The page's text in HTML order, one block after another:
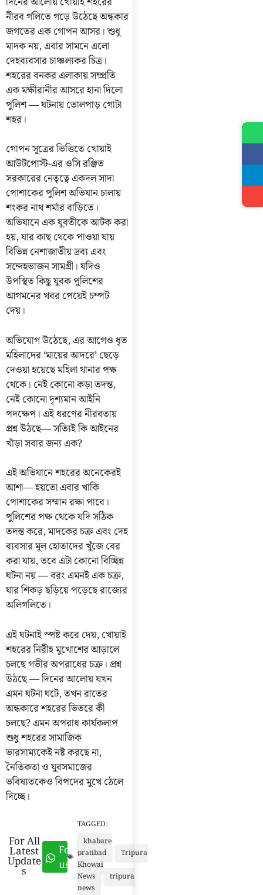
নীরব গলিতে গড়ে উঠেছে অন্ধকার
জগতের এক গোপন আসর। শুধু
মাদক নয়, এবার সামনে এলো
দেহব্যবসার চাঞ্চল্যকর চিত্র।
শহরের বনকর এলাকায় সম্প্রতি
এক মক্ষীরানীর আসরে হানা দিলো
পুলিশ — ঘটনায় তোলপাড় গোটা
শহর।
গোপন সূত্রের ভিত্তিতে খোয়াই
আউটপোস্ট-এর ওসি রঞ্জিত
সরকারের নেতৃত্বে একদল সাদা
পোশাকের পুলিশ অভিযান চালায়
শংকর নাথ শর্মার বাড়িতে।
অভিযানে এক যুবতীকে আটক করা
হয়, যার কাছ থেকে পাওয়া যায়
বিভিন্ন নেশাজাতীয় দ্রব্য এবং
সন্দেহভাজন সামগ্রী। যদিও
উপস্থিত কিছু যুবক পুলিশের
আগমনের খবর পেয়েই চম্পট
দেয়।
অভিযোগ উঠেছে, এর আগেও ধৃত
মহিলাদের ‘মায়ের আদরে’ ছেড়ে
দেওয়া হয়েছে মহিলা থানার পক্ষ
থেকে। নেই কোনো কড়া তদন্ত,
নেই কোনো দৃশ্যমান আইনি
পদক্ষেপ। এই ধরণের নীরবতায়
প্রশ্ন উঠছে— সত্যিই কি আইনের
খাঁড়া সবার জন্য এক?
এই অভিযানে শহরের অনেকেরই
আশা— হয়তো এবার খাকি
পোশাকের সম্মান রক্ষা পাবে।
পুলিশের পক্ষ থেকে যদি সঠিক
তদন্ত করে, মাদকের চক্র এবং দেহ
ব্যবসার মূল হোতাদের খুঁজে বের
করা যায়, তবে এটা কোনো বিচ্ছিন্ন
ঘটনা নয় — বরং এমনই এক চক্র,
যার শিকড় ছড়িয়ে পড়েছে রাজ্যের
অলিগলিতে।
এই ঘটনাই স্পষ্ট করে দেয়, খোয়াই
শহরের নিরীহ মুখোশের আড়ালে
চলছে গভীর অপরাধের চক্র। প্রশ্ন
উঠছে — দিনের আলোয় যখন
এমন ঘটনা ঘটে, তখন রাতের
অন্ধকারে শহরের ভিতরে কী
চলছে? এমন অপরাধ কার্যকলাপ
শুধু শহরের সামাজিক
ভারসাম্যকেই নষ্ট করছে না,
নৈতিকতা ও যুবসমাজের
ভবিষ্যতকেও বিপদের মুখে ঠেলে
দিচ্ছে।
For All
Latest
Update
s
Follow
us
TAGGED:
khabare
pratibad
Tripura
Khowai
News
tripura
news